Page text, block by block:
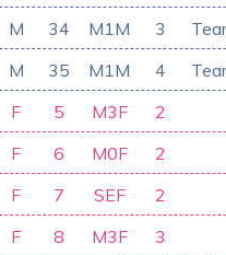
M 34 M1M 3
M 35 M1M 4
F 5 M3F 2
F 6 M0F 2
F 7 SEF 2
F 8 M3F 3